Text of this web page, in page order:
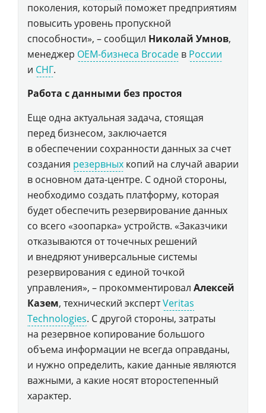
поколения, который поможет предприятиям
повысить уровень пропускной
способности», – сообщил Николай Умнов,
менеджер OEM-бизнеса Brocade в России
и СНГ.
Работа с данными без простоя
Еще одна актуальная задача, стоящая
перед бизнесом, заключается
в обеспечении сохранности данных за счет
создания резервных копий на случай аварии
в основном дата-центре. С одной стороны,
необходимо создать платформу, которая
будет обеспечить резервирование данных
со всего «зоопарка» устройств. «Заказчики
отказываются от точечных решений
и внедряют универсальные системы
резервирования с единой точкой
управления», – прокомментировал Алексей
Казем, технический экспертVeritas
Technologies. С другой стороны, затраты
на резервное копирование большого
объема информации не всегда оправданы,
и нужно определить, какие данные являются
важными, а какие носят второстепенный
характер.